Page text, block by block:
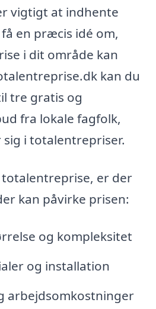
vigtigt at indhente
en præcis idé om,
i dit område kan
kan du
tre gratis og
fra lokale fagfolk,
sig i totalentrepriser.
er der
kan påvirke prisen:
og kompleksitet
og installation
arbejdsomkostninger